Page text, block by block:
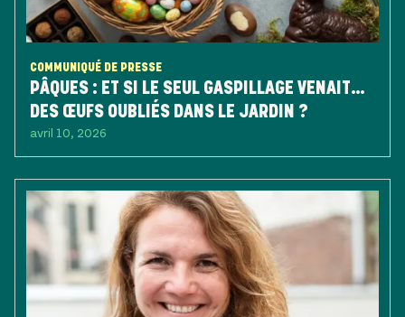
COMMUNIQUÉ DE PRESSE
PÂQUES : ET SI LE SEUL GASPILLAGE VENAIT…
DES ŒUFS OUBLIÉS DANS LE JARDIN ?
avril 10, 2026